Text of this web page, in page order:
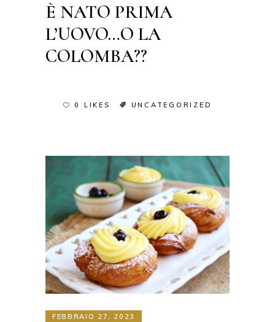
È NATO PRIMA
L’UOVO…O LA
COLOMBA??
0 LIKES UNCATEGORIZED
FEBBRAIO 27, 2023